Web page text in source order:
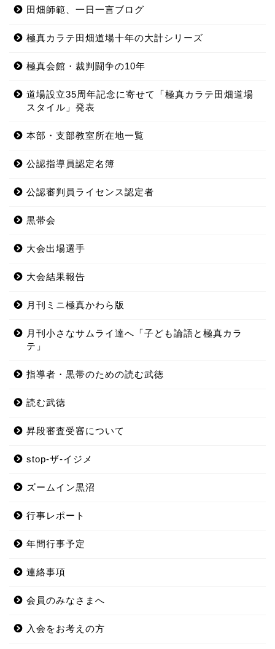
田畑師範、一日一言ブログ
極真カラテ田畑道場十年の大計シリーズ
極真会館・裁判闘争の10年
道場設立35周年記念に寄せて「極真カラテ田畑道場
スタイル」発表
本部・支部教室所在地一覧
公認指導員認定名簿
公認審判員ライセンス認定者
黒帯会
大会出場選手
大会結果報告
月刊ミニ極真かわら版
月刊小さなサムライ達へ「子ども論語と極真カラ
テ」
指導者・黒帯のための読む武徳
読む武徳
昇段審査受審について
stop-ザ-イジメ
ズームイン黒沼
行事レポート
年間行事予定
連絡事項
会員のみなさまへ
入会をお考えの方